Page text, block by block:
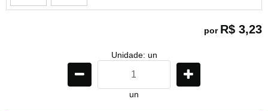
por R$ 3,23
Unidade: un
un